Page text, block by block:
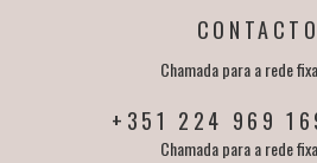
Chamada para a rede
+351 224 969
Chamada para a rede